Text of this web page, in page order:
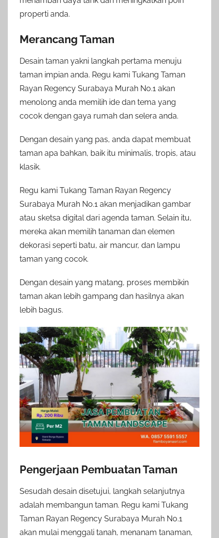
properti anda.
Merancang Taman
Desain taman yakni langkah pertama menuju
taman impian anda. Regu kami Tukang Taman
Rayan Regency Surabaya Murah No.1 akan
menolong anda memilih ide dan tema yang
cocok dengan gaya rumah dan selera anda.
Dengan desain yang pas, anda dapat membuat
taman apa bahkan, baik itu minimalis, tropis, atau
klasik.
Regu kami Tukang Taman Rayan Regency
Surabaya Murah No.1 akan menjadikan gambar
atau sketsa digital dari agenda taman. Selain itu,
mereka akan memilih tanaman dan elemen
dekorasi seperti batu, air mancur, dan lampu
taman yang cocok.
Dengan desain yang matang, proses membikin
taman akan lebih gampang dan hasilnya akan
lebih bagus.
Pengerjaan Pembuatan Taman
Sesudah desain disetujui, langkah selanjutnya
adalah membangun taman. Regu kami Tukang
Taman Rayan Regency Surabaya Murah No.1
akan mulai menggali tanah, menanam tanaman,